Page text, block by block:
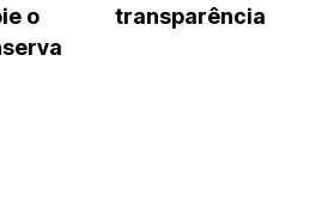
o
transparência